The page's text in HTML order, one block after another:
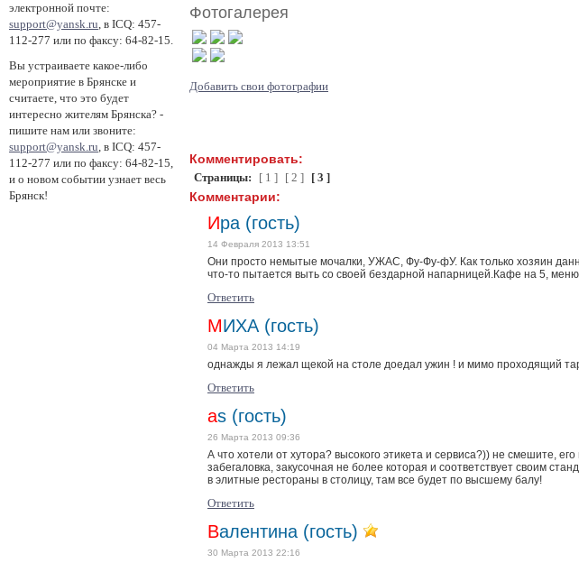
электронной почте:
support@yansk.ru, в ICQ: 457-
112-277 или по факсу: 64-82-15.
Вы устраиваете какое-либо
мероприятие в Брянске и
считаете, что это будет
интересно жителям Брянска? -
пишите нам или звоните:
support@yansk.ru, в ICQ: 457-
112-277 или по факсу: 64-82-15,
и о новом событии узнает весь
Брянск!
Фотогалерея
Добавить свои фотографии
Комментировать:
Страницы: [ 1 ] [ 2 ] [ 3 ]
Комментарии:
Ира (гость)
14 Февраля 2013 13:51
Они просто немытые мочалки, УЖАС, Фу-Фу-фУ. Как только хозяин
что-то пытается выть со своей бездарной напарницей.Кафе на 5, меню
Ответить
МИХА (гость)
04 Марта 2013 14:19
однажды я лежал щекой на столе доедал ужин ! и мимо проходящий
Ответить
as (гость)
26 Марта 2013 09:36
А что хотели от хутора? высокого этикета и сервиса?)) не смешите,
забегаловка, закусочная не более которая и соответствует своим
в элитные рестораны в столицу, там все будет по высшему балу!
Ответить
Валентина (гость)
30 Марта 2013 22:16